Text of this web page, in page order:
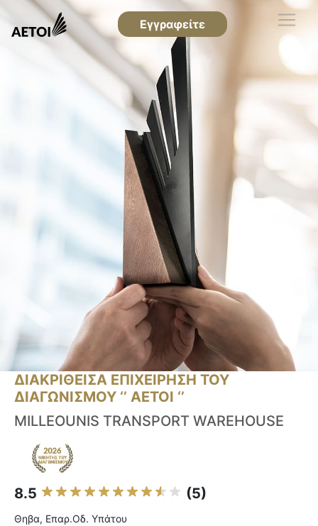
Εγγραφείτε
ΔΙΑΚΡΙΘΕΙΣΑ ΕΠΙΧΕΙΡΗΣΗ ΤΟΥ
ΔΙΑΓΩΝΙΣΜΟΥ ‘’ ΑΕΤΟΙ ‘’
MILLEOUNIS TRANSPORT WAREHOUSE
8.5 (5)
Θηβα, Επαρ.Οδ. Υπάτου